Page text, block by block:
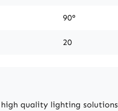
90°
20
quality lighting